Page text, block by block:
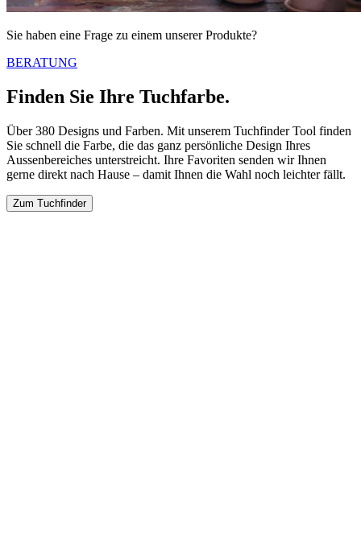
Sie haben eine Frage zu einem unserer Produkte?
BERATUNG
Finden Sie Ihre Tuchfarbe.
Über 380 Designs und Farben. Mit unserem Tuchfinder Tool finden
Sie schnell die Farbe, die das ganz persönliche Design Ihres
Aussenbereiches unterstreicht. Ihre Favoriten senden wir Ihnen
gerne direkt nach Hause – damit Ihnen die Wahl noch leichter fällt.
Zum Tuchfinder